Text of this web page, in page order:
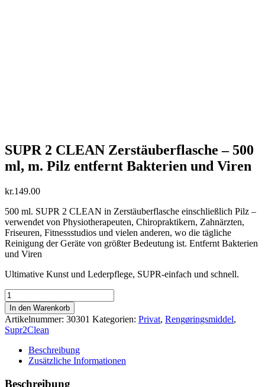
SUPR 2 CLEAN Zerstäuberflasche – 500
ml, m. Pilz entfernt Bakterien und Viren
kr.149.00
500 ml. SUPR 2 CLEAN in Zerstäuberflasche einschließlich Pilz –
verwendet von Physiotherapeuten, Chiropraktikern, Zahnärzten,
Friseuren, Fitnessstudios und vielen anderen, wo die tägliche
Reinigung der Geräte von größter Bedeutung ist. Entfernt Bakterien
und Viren
Ultimative Kunst und Lederpflege, SUPR-einfach und schnell.
SUPR
2
CLEAN
Zerstäuberflasche
-
Pilz
In den Warenkorb
Artikelnummer: 30301 Kategorien: Privat, Rengøringsmiddel,
Supr2Clean
Beschreibung
Zusätzliche Informationen
Beschreibung